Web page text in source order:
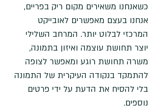
כשאנחנו משאירים מקום ריק בפריים,
אנחנו בעצם מאפשרים לאובייקט
המרכזי לבלוט יותר. המרחב השלילי
יוצר תחושת עוצמה ואיזון בתמונה,
משרה תחושת רוגע ומאפשר לצופה
להתמקד בנקודה העיקרית של התמונה
בלי להסיח את הדעת על ידי פרטים
נוספים.